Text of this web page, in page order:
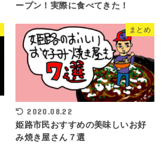
ープン！実際に食べてきた！
まとめ
2020.08.22
姫路市民おすすめの美味しいお好
み焼き屋さん７選